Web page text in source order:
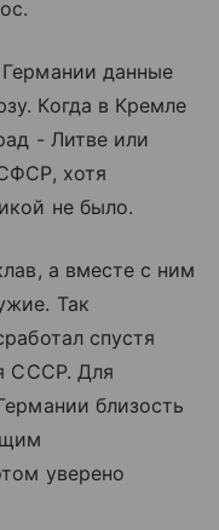
данные
Когда в Кремле
- Литве или
хотя
не было.
а вместе с ним
Так
спустя
СССР. Для
близость
уверено